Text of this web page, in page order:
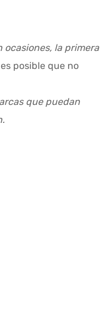
ocasiones, la primera
posible que no
que puedan